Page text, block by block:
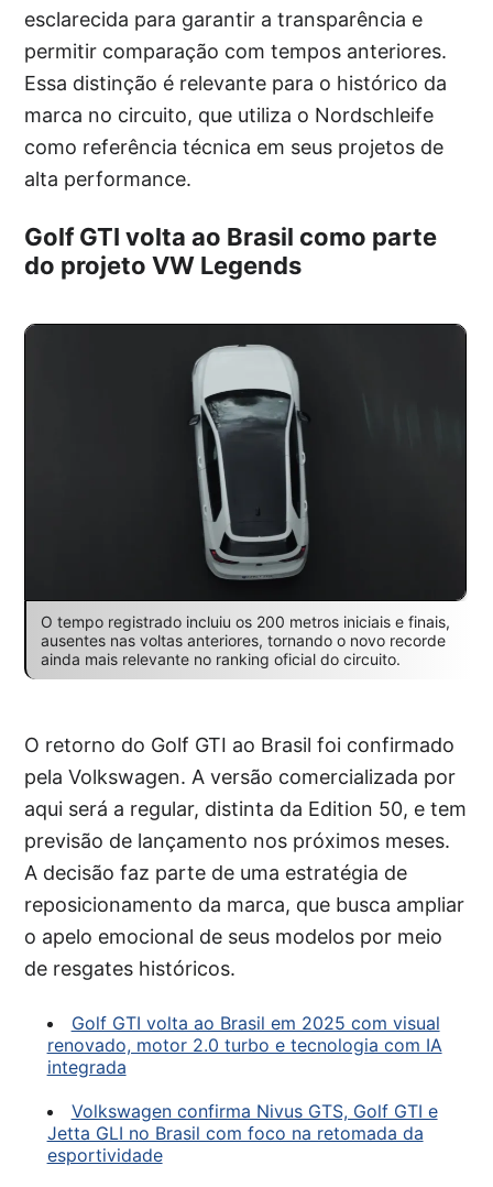
esclarecida para garantir a transparência e
permitir comparação com tempos anteriores.
Essa distinção é relevante para o histórico da
marca no circuito, que utiliza o Nordschleife
como referência técnica em seus projetos de
alta performance.
Golf GTI volta ao Brasil como parte
do projeto VW Legends
O tempo registrado incluiu os 200 metros iniciais e finais,
ausentes nas voltas anteriores, tornando o novo recorde
ainda mais relevante no ranking oficial do circuito.
O retorno do Golf GTI ao Brasil foi confirmado
pela Volkswagen. A versão comercializada por
aqui será a regular, distinta da Edition 50, e tem
previsão de lançamento nos próximos meses.
A decisão faz parte de uma estratégia de
reposicionamento da marca, que busca ampliar
o apelo emocional de seus modelos por meio
de resgates históricos.
Golf GTI volta ao Brasil em 2025 com visual
renovado, motor 2.0 turbo e tecnologia com IA
integrada
Volkswagen confirma Nivus GTS, Golf GTI e
Jetta GLI no Brasil com foco na retomada da
esportividade